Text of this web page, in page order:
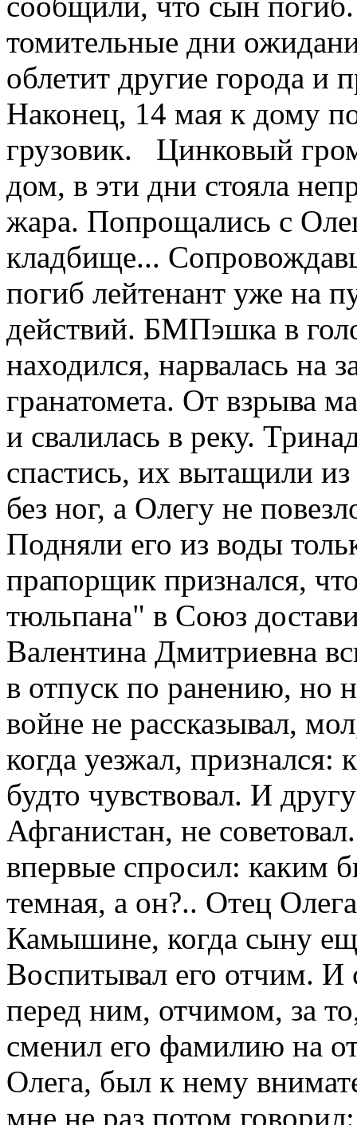
томительные дни
облетит другие города и
Наконец, 14 мая к дому
грузовик. Цинковый
дом, в эти дни стояла
жара. Попрощались с
кладбище...
погиб лейтенант уже на
действий. БМПэшка в
находился, нарвалась на
гранатомета. От взрыва
и свалилась в реку.
спастись, их вытащили
без ног, а Олегу не
Подняли его из воды
прапорщик признался,
тюльпана" в Союз
Валентина Дмитриевна
в отпуск по ранению, но
войне не рассказывал,
когда уезжал, признался:
будто чувствовал. И
Афганистан, не
впервые спросил: каким
темная, а он?.. Отец
Камышине, когда сыну
Воспитывал его отчим. И
перед ним, отчимом, за
сменил его фамилию на
Олега, был к нему
мне не раз потом